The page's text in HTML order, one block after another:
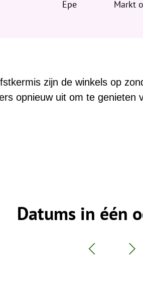
Epe Markt
zijn de winkels op
opnieuw uit om te
Datums in één